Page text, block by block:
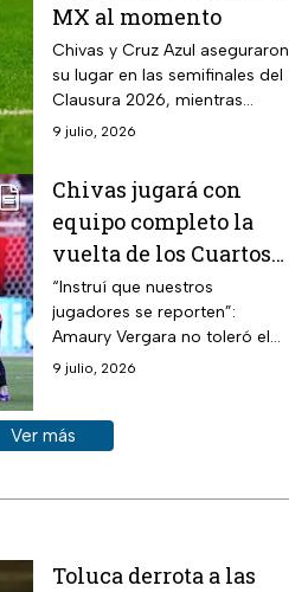
MX al momento
Chivas y Cruz Azul aseguraron
su lugar en las semifinales del
Clausura 2026, mientras
esperan a sus rivales, que
Toluca.
9 julio, 2026
Chivas jugará con
equipo completo la
vuelta de los Cuartos
de Final contra Tigres
“Instruí que nuestros
jugadores se reporten”:
Amaury Vergara no toleró el
presunto beneficio al Toluca;
9 julio, 2026
Ver más historias sobre este tema
Ver más
Toluca derrota a las